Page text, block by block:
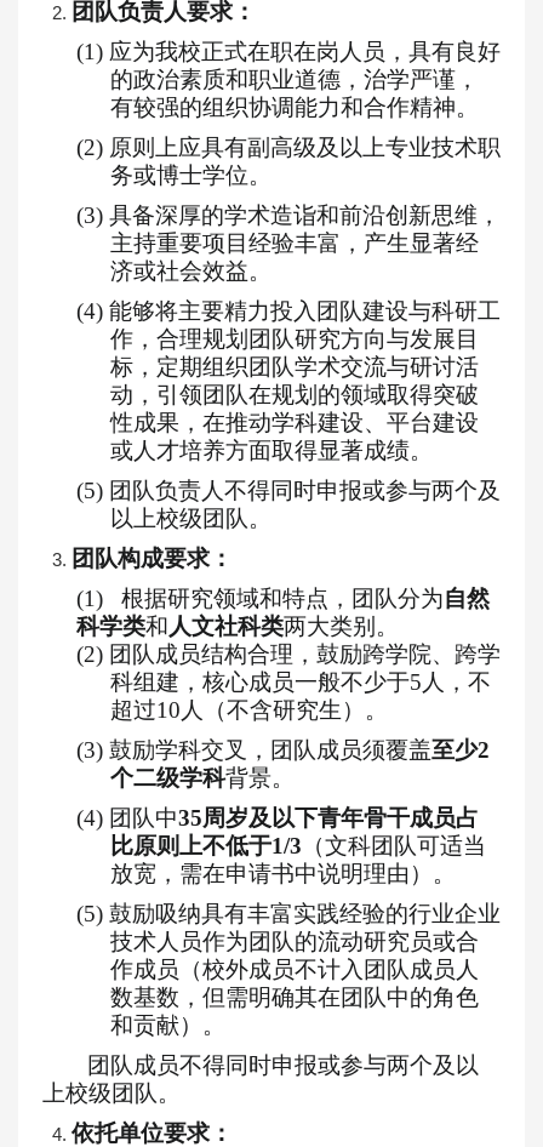
2. 团队负责人要求：
(1) 应为我校正式在职在岗人员，具有良好
的政治素质和职业道德，治学严谨，
有较强的组织协调能力和合作精神。
(2) 原则上应具有副高级及以上专业技术职
务或博士学位。
(3) 具备深厚的学术造诣和前沿创新思维，
主持重要项目经验丰富，产生显著经
济或社会效益。
(4) 能够将主要精力投入团队建设与科研工
作，合理规划团队研究方向与发展目
标，定期组织团队学术交流与研讨活
动，引领团队在规划的领域取得突破
性成果，在推动学科建设、平台建设
或人才培养方面取得显著成绩。
(5) 团队负责人不得同时申报或参与两个及
以上校级团队。
3. 团队构成要求：
(1)
根据研究领域和特点，团队分为自然
科学类和人文社科类两大类别。
(2) 团队成员结构合理，鼓励跨学院、跨学
科组建，核心成员一般不少于5人，不
超过10人（不含研究生）。
(3) 鼓励学科交叉，团队成员须覆盖至少2
个二级学科背景。
(4) 团队中35周岁及以下青年骨干成员占
比原则上不低于1/3 （文科团队可适当
放宽，需在申请书中说明理由）。
(5) 鼓励吸纳具有丰富实践经验的行业企业
技术人员作为团队的流动研究员或合
作成员（校外成员不计入团队成员人
数基数，但需明确其在团队中的角色
和贡献）。
团队成员不得同时申报或参与两个及以
上校级团队。
4. 依托单位要求：